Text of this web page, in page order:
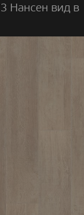
Нансен вид в